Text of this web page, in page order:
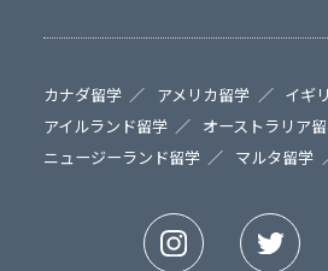
カナダ留学 アメリカ留学
イギ
アイルランド留学
オーストラリア
ニュージーランド留学
マルタ留学